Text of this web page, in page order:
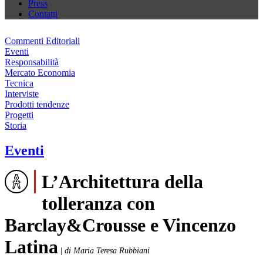
Press
Contatti
Commenti Editoriali
Eventi
Responsabilità
Mercato Economia
Tecnica
Interviste
Prodotti tendenze
Progetti
Storia
Eventi
L’Architettura della
tolleranza con
Barclay&Crousse e Vincenzo
Latina
di Maria Teresa Rubbiani